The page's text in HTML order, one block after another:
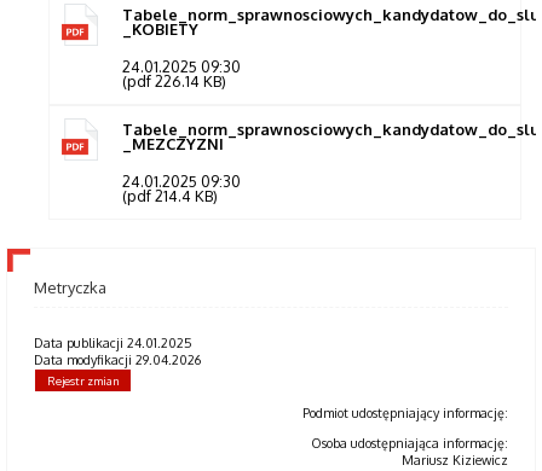
_KOBIETY
24.01.2025 09:30
(pdf 226.14 KB)
_MEZCZYZNI
24.01.2025 09:30
(pdf 214.4 KB)
Metryczka
Data publikacji 24.01.2025
Data modyfikacji 29.04.2026
Rejestr zmian
Podmiot udostępniający informację:
Osoba udostępniająca informację:
Mariusz Kiziewicz